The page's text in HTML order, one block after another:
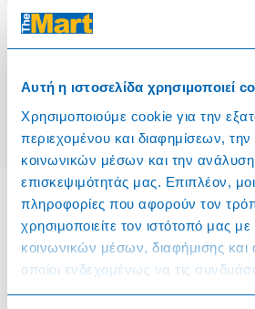
Αυτή η ιστοσελίδα χρησιμοποιεί
Χρησιμοποιούμε cookie για την
περιεχομένου και διαφημίσεων,
κοινωνικών μέσων και την ανάλυση
επισκεψιμότητάς μας. Επιπλέον,
πληροφορίες που αφορούν τον
χρησιμοποιείτε τον ιστότοπό μας
κοινωνικών μέσων, διαφήμισης
οποίοι ενδεχομένως να τις
πληροφορίες που τους έχετε
Επιλέξτε τον τομέα σας
Πληροφορίες
Όροι & Προϋποθέσεις